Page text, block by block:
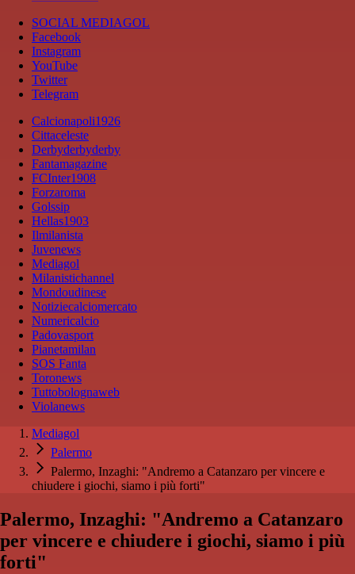
SOCIAL MEDIAGOL
Facebook
Instagram
YouTube
Twitter
Telegram
Calcionapoli1926
Cittaceleste
Derbyderbyderby
Fantamagazine
FCInter1908
Forzaroma
Golssip
Hellas1903
Ilmilanista
Juvenews
Mediagol
Milanistichannel
Mondoudinese
Notiziecalciomercato
Numericalcio
Padovasport
Pianetamilan
SOS Fanta
Toronews
Tuttobolognaweb
Violanews
Mediagol
Palermo
Palermo, Inzaghi: "Andremo a Catanzaro per vincere e
chiudere i giochi, siamo i più forti"
Palermo, Inzaghi: "Andremo a Catanzaro
per vincere e chiudere i giochi, siamo i più
forti"